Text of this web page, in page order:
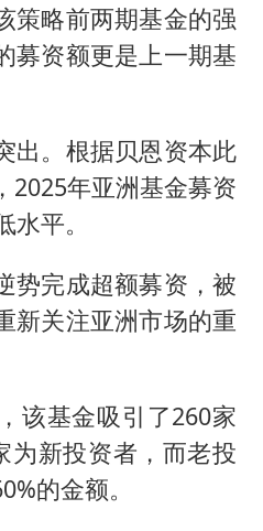
策略前两期基金的强
募资额更是上一期基
出。根据贝恩资本此
2025年亚洲基金募资
平。
势完成超额募资，被
新关注亚洲市场的重
该基金吸引了260家
为新投资者，而老投
的金额。